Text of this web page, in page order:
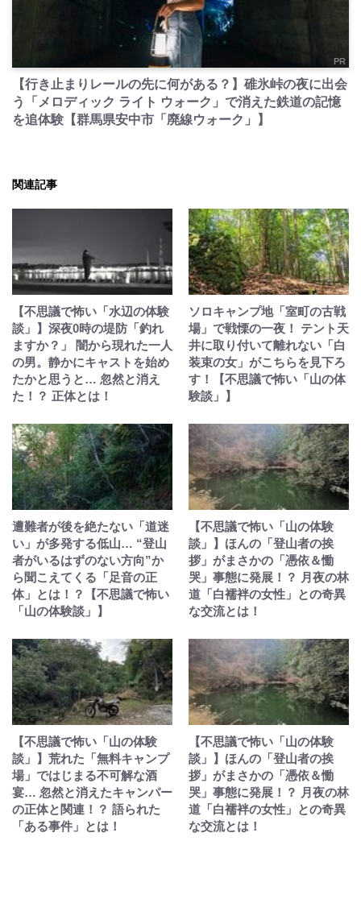
PR
【行き止まりレールの先に何がある？】碓氷峠の夜に出会
う「メロディック ライト ウォーク」で消えた鉄道の記憶
を追体験【群馬県安中市「廃線ウォーク」】
関連記事
【不思議で怖い「水辺の体験
談」】深夜0時の堤防「釣れ
ますか？」 闇から現れた一人
の男。静かにキャストを始め
たかと思うと… 忽然と消え
た！？ 正体とは！
ソロキャンプ地「室町の古戦
場」で戦慄の一夜！ テント天
井に取り付いて離れない「白
装束の女」がこちらを見下ろ
す！【不思議で怖い「山の体
験談」】
遭難者が後を絶たない「道迷
い」が多発する低山… “登山
者がいるはずのない方向”か
ら聞こえてくる「足音の正
体」とは！？【不思議で怖い
「山の体験談」】
【不思議で怖い「山の体験
談」】ほんの「登山者の挨
拶」がまさかの「憑依＆慟
哭」事態に発展！？ 月夜の林
道「白襦袢の女性」との奇異
な交流とは！
【不思議で怖い「山の体験
談」】荒れた「無料キャンプ
場」ではじまる不可解な酒
宴… 忽然と消えたキャンパー
の正体と関連！？ 語られた
「ある事件」とは！
【不思議で怖い「山の体験
談」】ほんの「登山者の挨
拶」がまさかの「憑依＆慟
哭」事態に発展！？ 月夜の林
道「白襦袢の女性」との奇異
な交流とは！